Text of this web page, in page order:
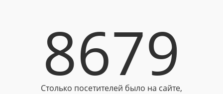
8679
Столько посетителей было на сайте,